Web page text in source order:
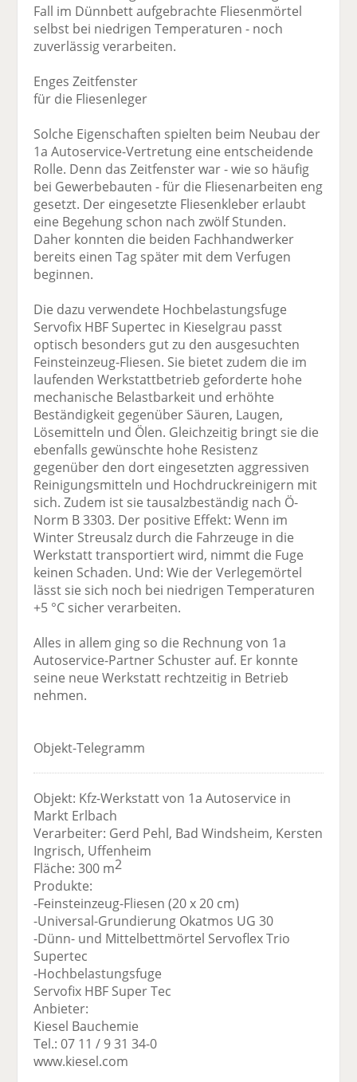
Fall im Dünnbett aufgebrachte Fliesenmörtel
selbst bei niedrigen Temperaturen - noch
zuverlässig verarbeiten.
Enges Zeitfenster
für die Fliesenleger
Solche Eigenschaften spielten beim Neubau der
1a Autoservice-Vertretung eine entscheidende
Rolle. Denn das Zeitfenster war - wie so häufig
bei Gewerbebauten - für die Fliesenarbeiten eng
gesetzt. Der eingesetzte Fliesenkleber erlaubt
eine Begehung schon nach zwölf Stunden.
Daher konnten die beiden Fachhandwerker
bereits einen Tag später mit dem Verfugen
beginnen.
Die dazu verwendete Hochbelastungsfuge
Servofix HBF Supertec in Kieselgrau passt
optisch besonders gut zu den ausgesuchten
Feinsteinzeug-Fliesen. Sie bietet zudem die im
laufenden Werkstattbetrieb geforderte hohe
mechanische Belastbarkeit und erhöhte
Beständigkeit gegenüber Säuren, Laugen,
Lösemitteln und Ölen. Gleichzeitig bringt sie die
ebenfalls gewünschte hohe Resistenz
gegenüber den dort eingesetzten aggressiven
Reinigungsmitteln und Hochdruckreinigern mit
sich. Zudem ist sie tausalzbeständig nach Ö-
Norm B 3303. Der positive Effekt: Wenn im
Winter Streusalz durch die Fahrzeuge in die
Werkstatt transportiert wird, nimmt die Fuge
keinen Schaden. Und: Wie der Verlegemörtel
lässt sie sich noch bei niedrigen Temperaturen
+5 °C sicher verarbeiten.
Alles in allem ging so die Rechnung von 1a
Autoservice-Partner Schuster auf. Er konnte
seine neue Werkstatt rechtzeitig in Betrieb
nehmen.
Objekt-Telegramm
Objekt: Kfz-Werkstatt von 1a Autoservice in
Markt Erlbach
Verarbeiter: Gerd Pehl, Bad Windsheim, Kersten
Ingrisch, Uffenheim
Fläche: 300 m2
Produkte:
-Feinsteinzeug-Fliesen (20 x 20 cm)
-Universal-Grundierung Okatmos UG 30
-Dünn- und Mittelbettmörtel Servoflex Trio
Supertec
-Hochbelastungsfuge
Servofix HBF Super Tec
Anbieter:
Kiesel Bauchemie
Tel.: 07 11 / 9 31 34-0
www.kiesel.com